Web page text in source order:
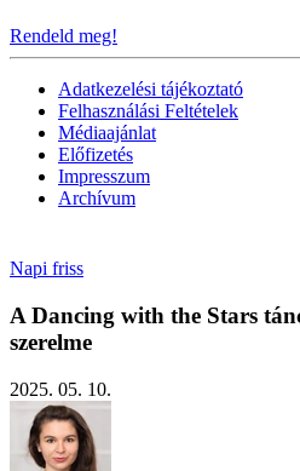
Rendeld meg!
Adatkezelési tájékoztató
Felhasználási Feltételek
Médiaajánlat
Előfizetés
Impresszum
Archívum
Napi friss
A Dancing with the Stars
szerelme
2025. 05. 10.